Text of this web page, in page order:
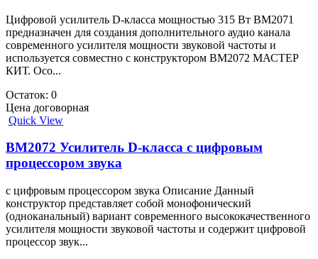
Цифровой усилитель D-класса мощностью 315 Вт BM2071
предназначен для создания дополнительного аудио канала
современного усилителя мощности звуковой частоты и
используется совместно с конструктором BM2072 МАСТЕР
КИТ. Осо...
Остаток: 0
Цена договорная
Quick View
BM2072 Усилитель D-класса c цифровым
процессором звука
c цифровым процессором звука Описание Данный
конструктор представляет собой монофонический
(одноканальный) вариант современного высококачественного
усилителя мощности звуковой частоты и содержит цифровой
процессор звук...